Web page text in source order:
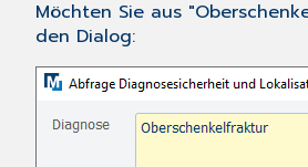
Möchten Sie aus
den Dialog: